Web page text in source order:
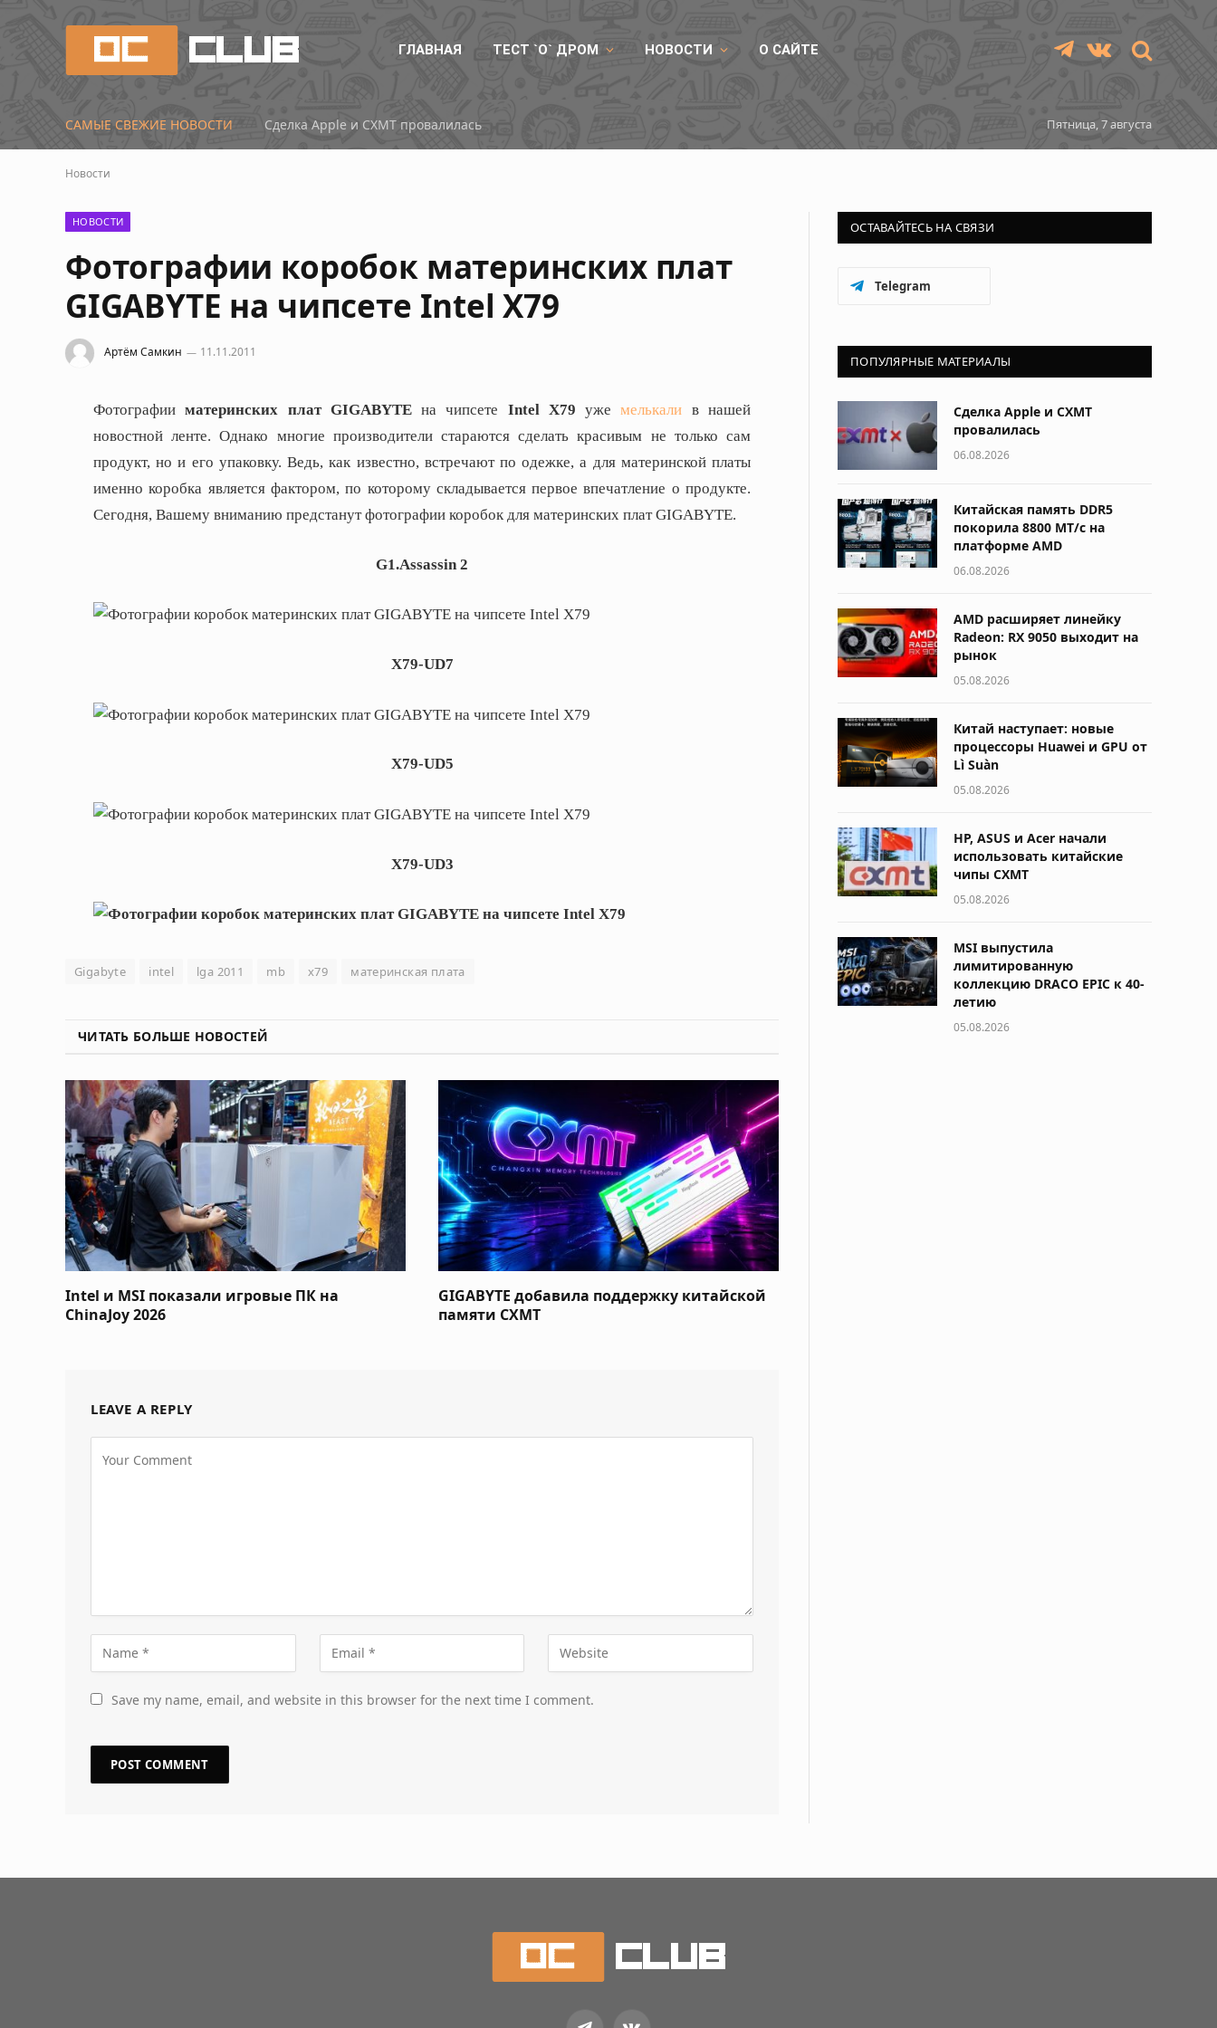
ГЛАВНАЯ ТЕСТ `О` ДРОМ НОВОСТИ О САЙТЕ TelegramVKontakte
САМЫЕ СВЕЖИЕ НОВОСТИ Пятница, 7 августа
Новости
НОВОСТИ
Фотографии коробок материнских плат
GIGABYTE на чипсете Intel X79
Артём Самкин 11.11.2011
Фотографииматеринских плат GIGABYTEна чипсете Intel X79 ужемелькали в нашей
новостной ленте. Однако многие производители стараются сделать красивым не только сам
продукт, но и его упаковку. Ведь, как известно, встречают по одежке, а для материнской платы
именно коробка является фактором, по которому складывается первое впечатление о продукте.
Сегодня, Вашему вниманию предстанут фотографии коробок для материнских плат GIGABYTE.
G1.Assassin 2
X79-UD7
X79-UD5
X79-UD3
Gigabyte intel lga 2011 mb x79 материнская плата
ЧИТАТЬ БОЛЬШЕ НОВОСТЕЙ
Intel и MSI показали игровые ПК на
ChinaJoy 2026
GIGABYTE добавила поддержку китайской
памяти CXMT
LEAVE A REPLY
Save my name, email, and website in this browser for the next time I comment.
ОСТАВАЙТЕСЬ НА СВЯЗИ
Telegram
ПОПУЛЯРНЫЕ МАТЕРИАЛЫ
Сделка Apple и CXMT
провалилась
06.08.2026
Китайская память DDR5
покорила 8800 МТ/с на
платформе AMD
06.08.2026
AMD расширяет линейку
Radeon: RX 9050 выходит на
рынок
05.08.2026
Китай наступает: новые
процессоры Huawei и GPU от
Lì Suàn
05.08.2026
HP, ASUS и Acer начали
использовать китайские
чипы CXMT
05.08.2026
MSI выпустила
лимитированную
коллекцию DRACO EPIC к 40-
летию
05.08.2026